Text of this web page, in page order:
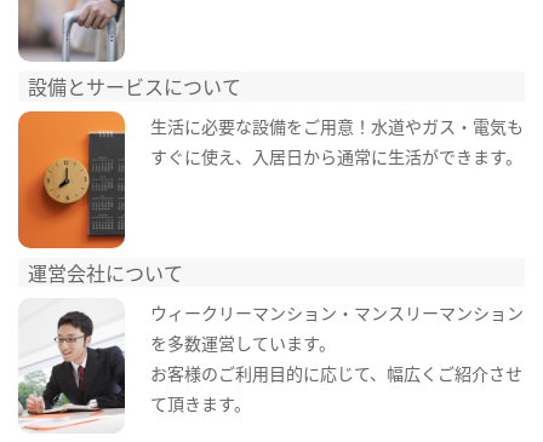
設備とサービスについて
生活に必要な設備をご用意！水道やガス・電気も
すぐに使え、入居日から通常に生活ができます。
運営会社について
ウィークリーマンション・マンスリーマンション
を多数運営しています。
お客様のご利用目的に応じて、幅広くご紹介させ
て頂きます。